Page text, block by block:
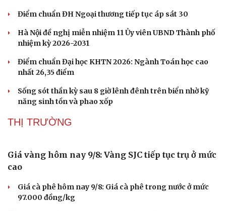
Điểm chuẩn ĐH Ngoại thương tiếp tục áp sát 30
Hà Nội đề nghị miễn nhiệm 11 Ủy viên UBND Thành phố
nhiệm kỳ 2026-2031
Điểm chuẩn Đại học KHTN 2026: Ngành Toán học cao
nhất 26,35 điểm
Sống sót thần kỳ sau 8 giờ lênh đênh trên biển nhờ kỹ
năng sinh tồn và phao xốp
THỊ TRƯỜNG
Giá vàng hôm nay 9/8: Vàng SJC tiếp tục trụ ở mức
cao
Giá cà phê hôm nay 9/8: Giá cà phê trong nước ở mức
97.000 đồng/kg